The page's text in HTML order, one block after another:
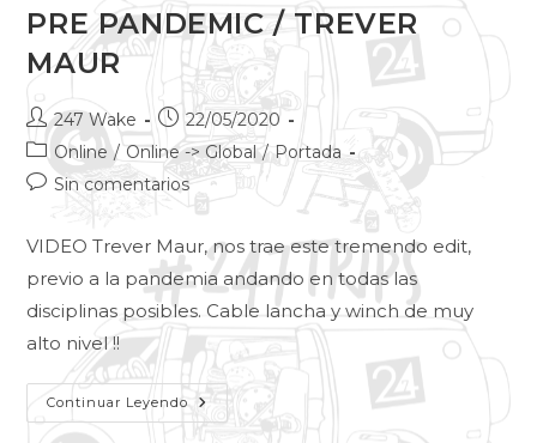
PRE PANDEMIC / TREVER
MAUR
247 Wake
22/05/2020
Online / Online -> Global / Portada
Sin comentarios
VIDEO Trever Maur, nos trae este tremendo edit,
previo a la pandemia andando en todas las
disciplinas posibles. Cable lancha y winch de muy
alto nivel !!
Continuar Leyendo